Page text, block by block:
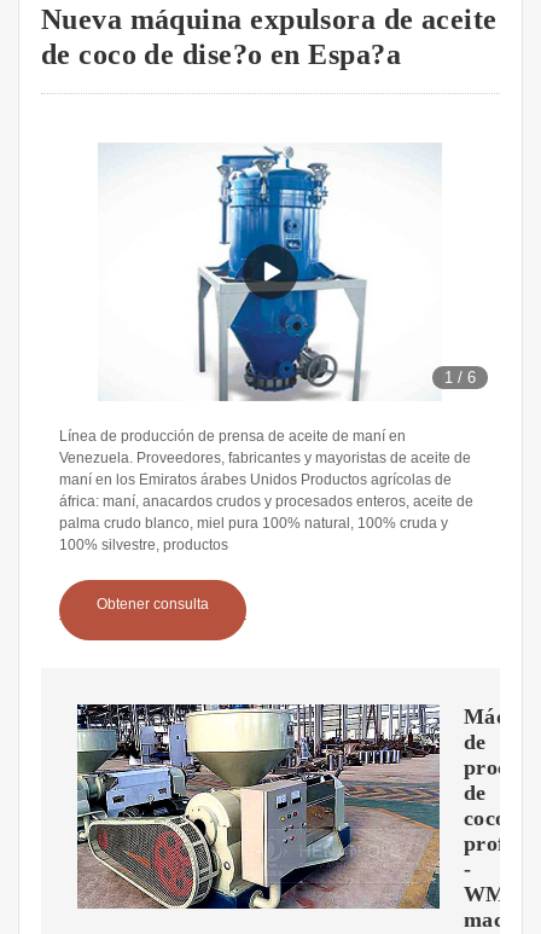
Nueva máquina expulsora de aceite
de coco de dise?o en Espa?a
1 /6
Línea de producción de prensa de aceite de maní en
Venezuela. Proveedores, fabricantes y mayoristas de aceite de
maní en los Emiratos árabes Unidos Productos agrícolas de
áfrica: maní, anacardos crudos y procesados enteros, aceite de
palma crudo blanco, miel pura 100% natural, 100% cruda y
100% silvestre, productos
Obtener consulta
de
de
coco
-
WM